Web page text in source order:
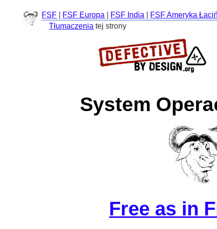
FSF FSF Europa FSF India
FSF Ameryka
Tłumaczenia tej strony
System
Free as in